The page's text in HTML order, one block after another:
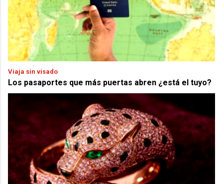
Viaja sin visado
Los pasaportes que más puertas abren ¿está el tuyo?